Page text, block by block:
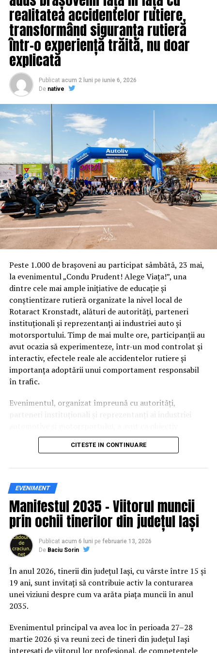
NU RATATI
BOMBA pregătită de Dragnea pentru CSAT! Este fără
precedent în România | IasiAZI.ro
realitatea accidentelor rutiere,
transformând siguranța rutieră
într-o experiență trăită, nu doar
explicată
Publicat acum 2 luni pe iunie 6, 2026
De native
Peste 1.000 de brașoveni au participat sâmbătă, 23 mai,
la evenimentul „Condu Prudent! Alege Viața!”, una
dintre cele mai ample inițiative de educație și
conștientizare rutieră organizate la nivel local de
Rotaract Kronstadt, alături de autorități, parteneri
instituționali și reprezentanți ai industriei auto și
motorsportului. Timp de mai multe ore, participanții au
avut ocazia să experimenteze, într-un mod controlat și
interactiv, efectele reale ale accidentelor rutiere și
importanța adoptării unui comportament responsabil
în trafic.
Evenimentul, organizat împreună cu autorități,
parteneri instituționali și reprezentanți ai industriei
principal transformarea prevenției într-o experiență
practică și accesibilă publicului larg.
Siguranța rutieră, adusă mai
aproape de comunitate
Datele privind accidentele rutiere din România continuă
să evidențieze necesitatea unor inițiative de educație și
prevenție. În 2025, peste 3.000 de persoane au fost
rănite grav în accidente rutiere, iar mai mult de 1.300 și-
au pierdut viața pe șoselele din țară.
În acest context, campania „Condu Prudent! Alege
Viața!” își propune să transforme informația teoretică
într-o experiență directă, prin simulări și demonstrații
care îi ajută pe participanți să înțeleagă concret
impactul deciziilor luate în trafic.
CITESTE IN CONTINUARE
EVENIMENT
Manifestul 2035 – Viitorul muncii
prin ochii tinerilor din județul Iași
Publicat acum 6 luni pe februarie 13, 2026
De Baciu Sorin
În anul 2026, tinerii din județul Iași, cu vârste între 15 și
19 ani, sunt invitați să contribuie activ la conturarea
unei viziuni despre cum va arăta piața muncii în anul
2035.
Evenimentul principal va avea loc în perioada 27–28
martie 2026 și va reuni zeci de tineri din județul Iași
interesați de viitorul lor profesional, de competențele